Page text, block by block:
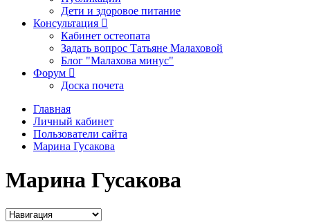
Дети и здоровое питание
Консультация
Кабинет остеопата
Задать вопрос Татьяне Малаховой
Блог "Малахова минус"
Форум
Доска почета
Главная
Личный кабинет
Пользователи сайта
Марина Гусакова
Марина Гусакова